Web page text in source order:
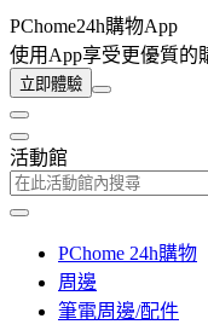
PChome24h購物App
使用App享受更優質的
立即體驗
活動館
PChome 24h購物
周邊
筆電周邊/配件